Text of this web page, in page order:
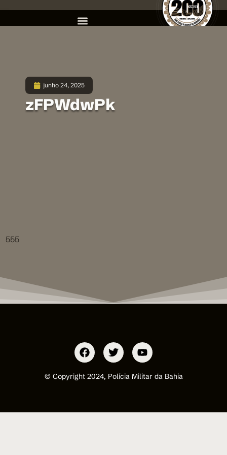
junho 24, 2025
zFPWdwPk
555
© Copyright 2024, Polícia Militar da Bahia